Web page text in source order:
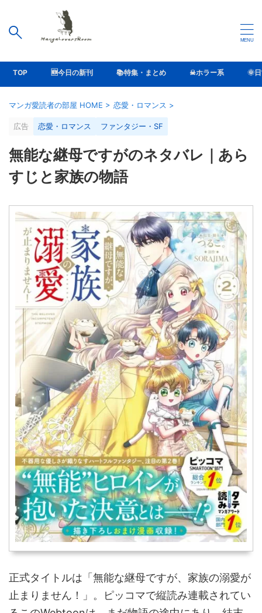
TOP 🆕今日の新刊 📚特集・まとめ ☠ホラー系 🌞
マンガ愛読者の部屋 HOME > 恋愛・ロマンス >
広告 恋愛・ロマンス ファンタジー・SF
無能な継母ですがのネタバレ｜あら
すじと家族の物語
正式タイトルは「無能な継母ですが、家族の溺愛が
止まりません！」。ピッコマで縦読み連載されてい